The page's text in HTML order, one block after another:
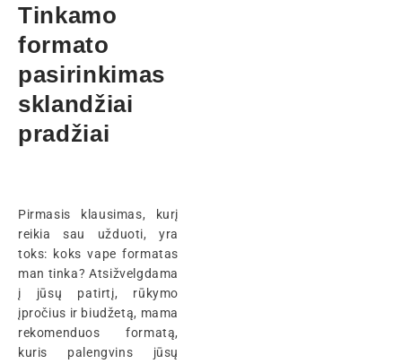
Tinkamo
formato
pasirinkimas
sklandžiai
pradžiai
Pirmasis klausimas, kurį
reikia sau užduoti, yra
toks: koks vape formatas
man tinka? Atsižvelgdama
į jūsų patirtį, rūkymo
įpročius ir biudžetą, mama
rekomenduos formatą,
kuris palengvins jūsų